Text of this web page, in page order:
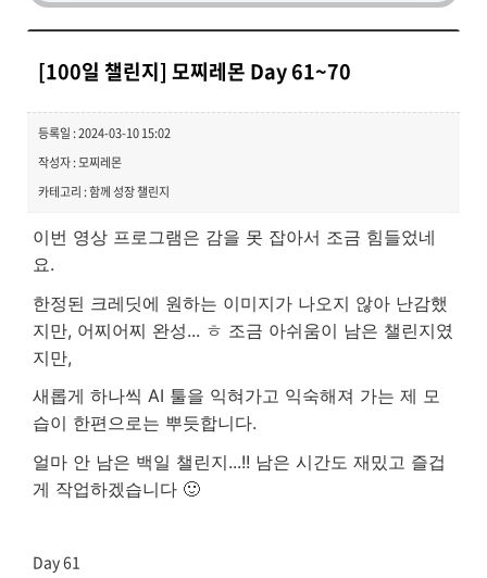
[100일 챌린지] 모찌레몬 Day 61~70
등록일 : 2024-03-10 15:02
작성자 : 모찌레몬
카테고리 : 함께 성장 챌린지
이번 영상 프로그램은 감을 못 잡아서 조금 힘들었네
요.
한정된 크레딧에 원하는 이미지가 나오지 않아 난감했
지만, 어찌어찌 완성... ㅎ 조금 아쉬움이 남은 챌린지였
지만,
새롭게 하나씩 AI 툴을 익혀가고 익숙해져 가는 제 모
습이 한편으로는 뿌듯합니다.
얼마 안 남은 백일 챌린지...!! 남은 시간도 재밌고 즐겁
게 작업하겠습니다 🙂
Day 61